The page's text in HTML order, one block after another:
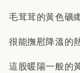
毛茸茸的黃色礦
很能撫慰降溫的
這股暖陽一般的